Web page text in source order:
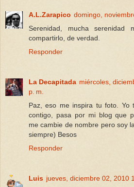
A.L.Zarapico domingo,
Serenidad, mucha serenidad
compartirlo, de verdad.
Responder
La Decapitada miércoles,
p. m.
Paz, eso me inspira tu foto. Yo
contigo, pasa por mi blog que
me cambie de nombre pero soy
siempre) Besos
Responder
Luis jueves, diciembre 02, 2010